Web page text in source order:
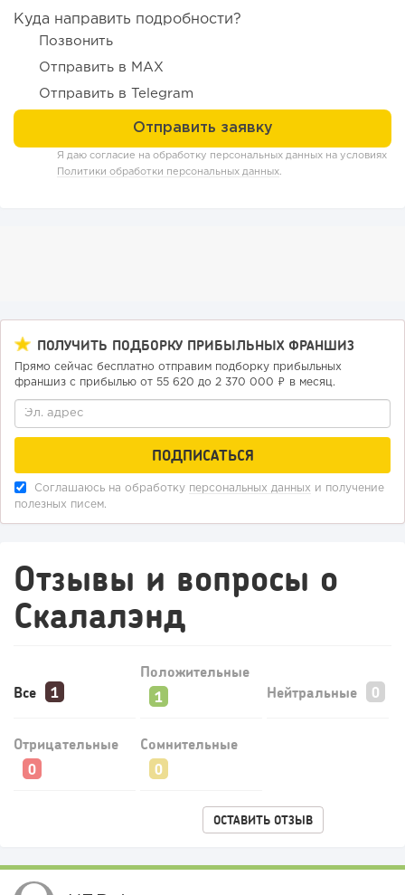
Отзыв SSL-сертификатов у банков: как это влияет на
российский...
«Прибыль 20 млн в год, а я ездил на метро»: куда в
116 1
Конференции августа 2026: лучшие мероприятия месяца
для бизнеса,...
Куда направить подробности?
Позвонить
Отправить в MAX
Отправить в Telegram
Я даю согласие на обработку персональных данных на условиях
Политики обработки персональных данных.
ПОЛУЧИТЬ ПОДБОРКУ ПРИБЫЛЬНЫХ ФРАНШИЗ
Прямо сейчас бесплатно отправим подборку прибыльных
франшиз с прибылью от 55 620 до 2 370 000 ₽ в месяц.
Соглашаюсь на обработку персональных данных и получение
полезных писем.
Отзывы и вопросы о
Скалалэнд
Все
Положительные
Нейтральные
Отрицательные Сомнительные
ОСТАВИТЬ ОТЗЫВ